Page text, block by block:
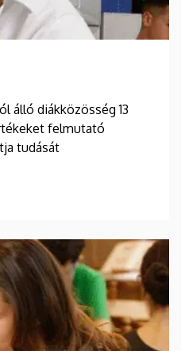
álló diákközösség 13
felmutató
tudását